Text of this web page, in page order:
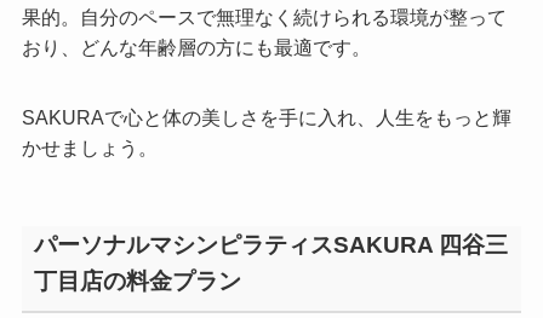
果的。自分のペースで無理なく続けられる環境が整って
おり、どんな年齢層の方にも最適です。
SAKURAで心と体の美しさを手に入れ、人生をもっと輝
かせましょう。
パーソナルマシンピラティスSAKURA 四谷三
丁目店の料金プラン